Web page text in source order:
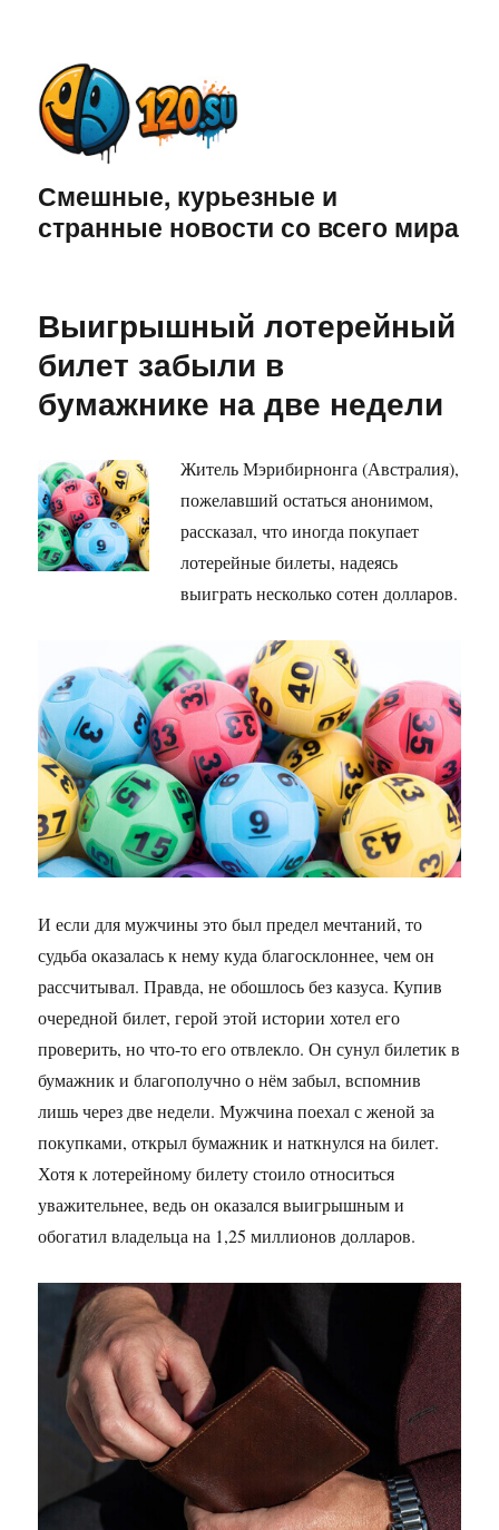
Смешные, курьезные и
странные новости со всего мира
Выигрышный лотерейный
билет забыли в
бумажнике на две недели
Житель Мэрибирнонга (Австралия),
пожелавший остаться анонимом,
рассказал, что иногда покупает
лотерейные билеты, надеясь
выиграть несколько сотен долларов.
И если для мужчины это был предел мечтаний, то
судьба оказалась к нему куда благосклоннее, чем он
рассчитывал. Правда, не обошлось без казуса. Купив
очередной билет, герой этой истории хотел его
проверить, но что-то его отвлекло. Он сунул билетик в
бумажник и благополучно о нём забыл, вспомнив
лишь через две недели. Мужчина поехал с женой за
покупками, открыл бумажник и наткнулся на билет.
Хотя к лотерейному билету стоило относиться
уважительнее, ведь он оказался выигрышным и
обогатил владельца на 1,25 миллионов долларов.